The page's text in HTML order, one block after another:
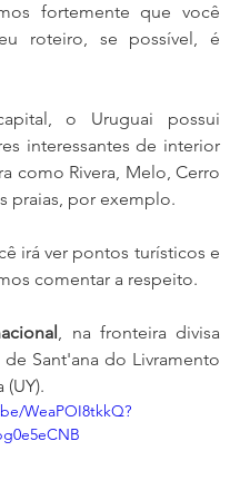
fortemente que você
roteiro, se possível, é
o Uruguai possui
interessantes de interior
como Rivera, Melo, Cerro
praias, por exemplo.
irá ver pontos turísticos e
comentar a respeito.
, na fronteira divisa
Sant'ana do Livramento
(UY).
WeaPOI8tkkQ?